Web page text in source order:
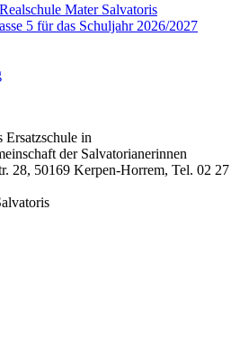
Mater Salvatoris
5 für das Schuljahr 2026/2027
Ersatzschule in
der Salvatorianerinnen
28, 50169 Kerpen-Horrem, Tel. 02 27